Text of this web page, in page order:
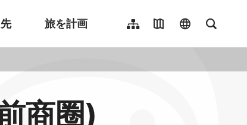
旅を計画
サイトマップ
観光マップlanguage
English
全文検
商圈)